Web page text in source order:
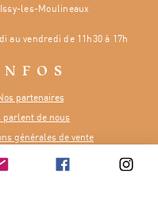
Issy-les-Moulineaux
au vendredi de 11h30 à 17h
partenaires
parlent de nous
générales de vente
de presse